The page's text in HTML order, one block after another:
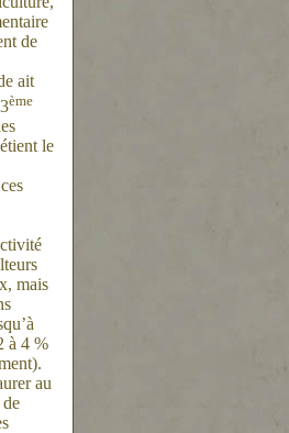
de
ait
ème
le
mais
à 4 %
au